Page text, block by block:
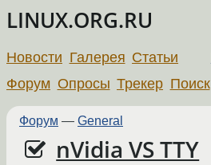
LINUX.ORG.RU
Новости Галерея Статьи
Форум Опросы Трекер Поиск
Форум — General
nVidia VS TTY